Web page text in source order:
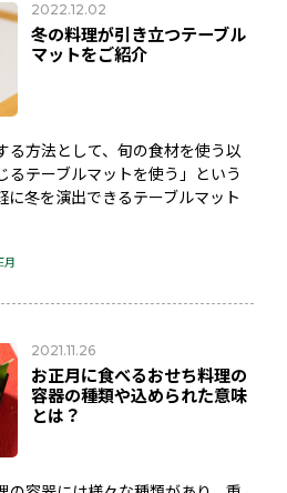
2022.12.02
冬の料理が引き立つテーブル
マットをご紹介
る方法として、旬の食材を使う以
るテーブルマットを使う」という
に冬を演出できるテーブルマット
月
2021.11.26
お正月に食べるおせち料理の
容器の種類や込められた意味
とは？